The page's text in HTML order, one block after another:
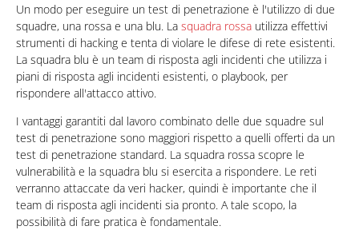
Un modo per eseguire un test di penetrazione è l'utilizzo di due
squadre, una rossa e una blu. La squadra rossa utilizza effettivi
strumenti di hacking e tenta di violare le difese di rete esistenti.
La squadra blu è un team di risposta agli incidenti che utilizza i
piani di risposta agli incidenti esistenti, o playbook, per
rispondere all'attacco attivo.
I vantaggi garantiti dal lavoro combinato delle due squadre sul
test di penetrazione sono maggiori rispetto a quelli offerti da un
test di penetrazione standard. La squadra rossa scopre le
vulnerabilità e la squadra blu si esercita a rispondere. Le reti
verranno attaccate da veri hacker, quindi è importante che il
team di risposta agli incidenti sia pronto. A tale scopo, la
possibilità di fare pratica è fondamentale.